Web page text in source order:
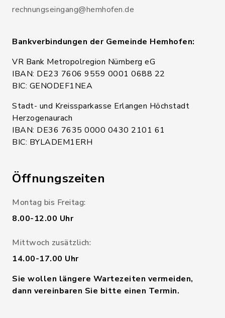
rechnungseingang@hemhofen.de
Bankverbindungen der Gemeinde Hemhofen:
VR Bank Metropolregion Nürnberg eG
IBAN: DE23 7606 9559 0001 0688 22
BIC: GENODEF1NEA
Stadt- und Kreissparkasse Erlangen Höchstadt
Herzogenaurach
IBAN: DE36 7635 0000 0430 2101 61
BIC: BYLADEM1ERH
Öffnungszeiten
Montag bis Freitag:
8.00-12.00 Uhr
Mittwoch zusätzlich:
14.00-17.00 Uhr
Sie wollen längere Wartezeiten vermeiden,
dann vereinbaren Sie bitte einen Termin.